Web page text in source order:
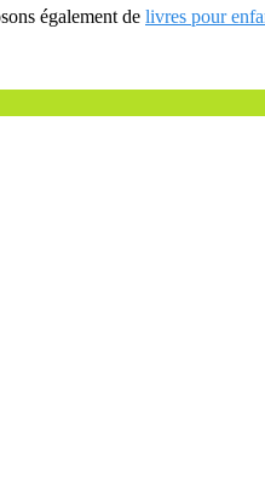
également de livres pour